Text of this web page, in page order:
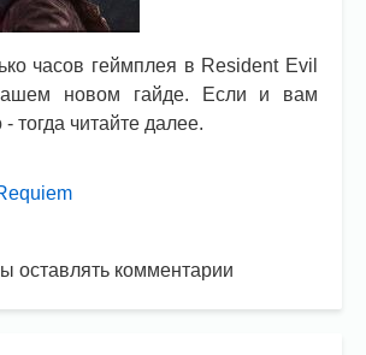
часов геймплея в Resident Evil
новом гайде. Если и вам
тогда читайте далее.
оставлять комментарии